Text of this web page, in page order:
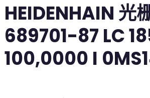
HEIDENHAIN 光
689701-87 LC
100,0000 I